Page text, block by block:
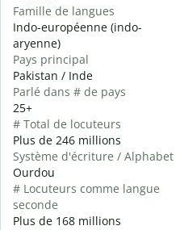
Famille de langues
Indo-européenne (indo-
aryenne)
Pays principal
Pakistan / Inde
Parlé dans # de pays
25+
# Total de locuteurs
Plus de 246 millions
Système d'écriture / Alphabet
Ourdou
# Locuteurs comme langue
seconde
Plus de 168 millions